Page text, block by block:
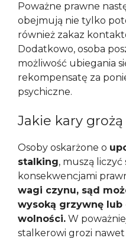
Poważne prawne
obejmują nie tylko
również zakaz
Dodatkowo, osoba
możliwość ubiegania
rekompensatę za
psychiczne.
Jakie kary
Osoby oskarżone o
stalking, muszą
konsekwencjami
wagi czynu, sąd
wysoką grzywnę
wolności. W
stalkerowi grozi nawet